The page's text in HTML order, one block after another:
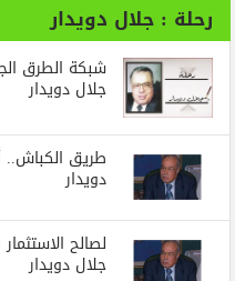
رحلة : جلال دويدار
شبكة الطرق
جلال دويدار
طريق الكباش..
دويدار
لصالح
جلال دويدار